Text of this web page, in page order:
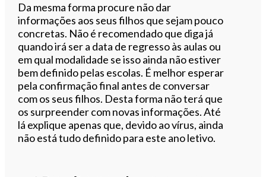
Da mesma forma procure não dar
informações aos seus filhos que sejam pouco
concretas. Não é recomendado que diga já
quando irá ser a data de regresso às aulas ou
em qual modalidade se isso ainda não estiver
bem definido pelas escolas. É melhor esperar
pela confirmação final antes de conversar
com os seus filhos. Desta forma não terá que
os surpreender com novas informações. Até
lá explique apenas que, devido ao vírus, ainda
não está tudo definido para este ano letivo.